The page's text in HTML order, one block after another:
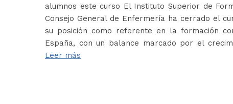
alumnos este curso El Instituto Superior de
Consejo General de Enfermería ha cerrado el
su posición como referente en la formación
España, con un balance marcado por el
Leer más